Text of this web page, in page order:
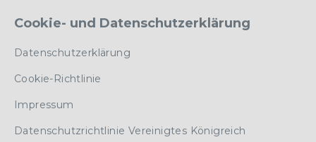
Cookie- und Datenschutzerklärung
Datenschutzerklärung
Cookie-Richtlinie
Impressum
Datenschutzrichtlinie Vereinigtes Königreich